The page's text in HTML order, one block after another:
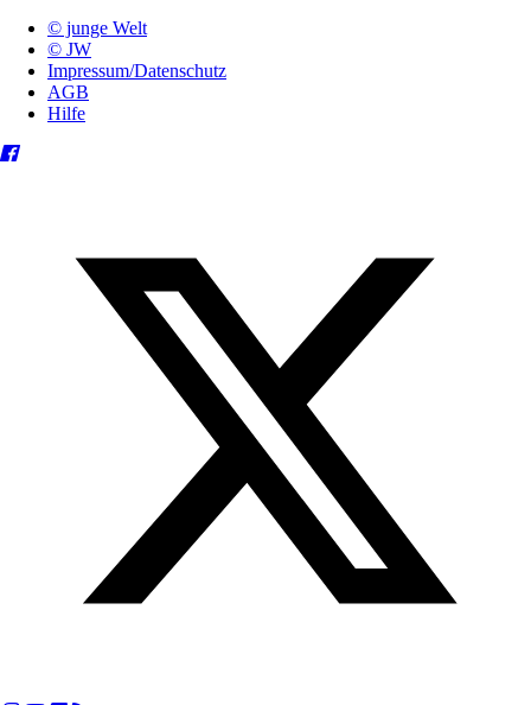
© junge Welt
© JW
Impressum/Datenschutz
AGB
Hilfe